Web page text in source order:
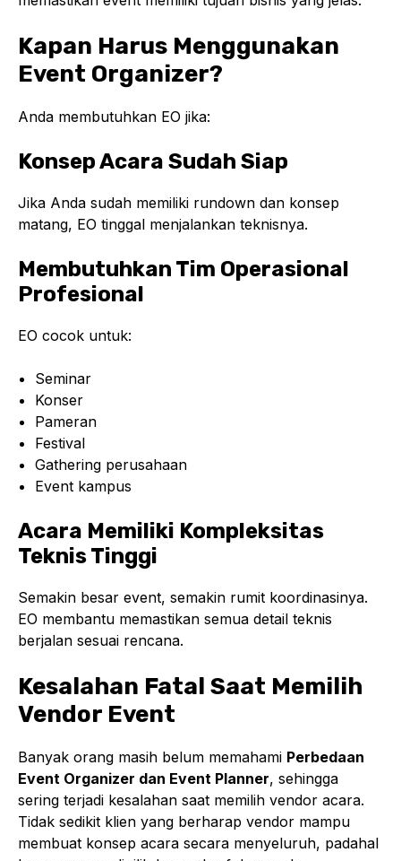
Kapan Harus Menggunakan
Event Organizer?
Anda membutuhkan EO jika:
Konsep Acara Sudah Siap
Jika Anda sudah memiliki rundown dan konsep
matang, EO tinggal menjalankan teknisnya.
Membutuhkan Tim Operasional
Profesional
EO cocok untuk:
Seminar
Konser
Pameran
Festival
Gathering perusahaan
Event kampus
Acara Memiliki Kompleksitas
Teknis Tinggi
Semakin besar event, semakin rumit koordinasinya.
EO membantu memastikan semua detail teknis
berjalan sesuai rencana.
Kesalahan Fatal Saat Memilih
Vendor Event
Banyak orang masih belum memahami Perbedaan
Event Organizer dan Event Planner, sehingga
sering terjadi kesalahan saat memilih vendor acara.
Tidak sedikit klien yang berharap vendor mampu
membuat konsep acara secara menyeluruh, padahal